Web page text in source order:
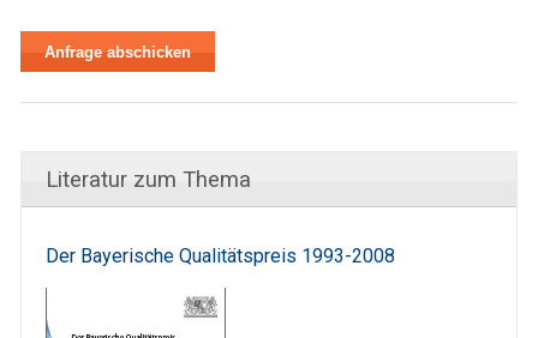
Literatur zum Thema
Der Bayerische Qualitätspreis 1993-2008